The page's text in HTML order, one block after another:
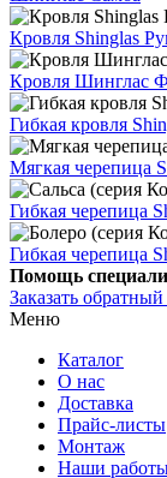
Кровля Shinglas
Кровля Шинглас
Гибкая кровля
Мягкая черепица
Гибкая черепица
Гибкая черепица
Помощь
Заказать
Меню
Каталог
О нас
Доставка
Прайс-листы
Монтаж
Наши